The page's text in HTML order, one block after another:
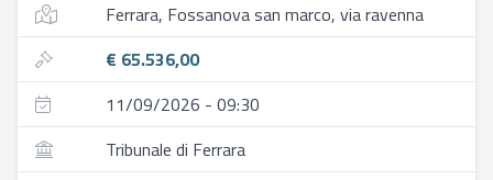
Ferrara, Fossanova san marco, via ravenna
€ 65.536,00
11/09/2026 - 09:30
Tribunale di Ferrara